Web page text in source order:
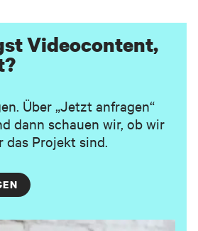
Videocontent,
Über „Jetzt anfragen“
dann schauen wir, ob wir
das Projekt sind.